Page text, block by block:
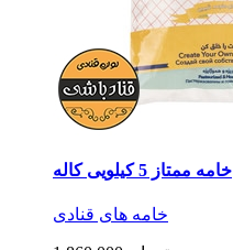
خامه ممتاز 5 کیلویی کاله
خامه های قنادی